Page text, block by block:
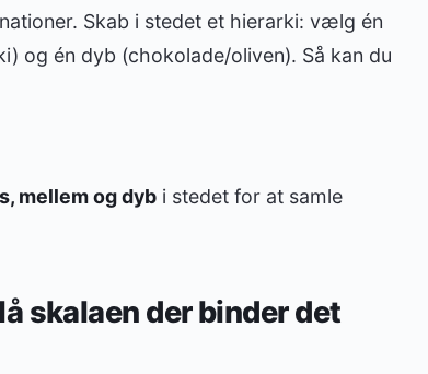
Skab i stedet et hierarki: vælg én
og én dyb (chokolade/oliven). Så kan du
mellem og dyb i stedet for at samle
skalaen der binder det